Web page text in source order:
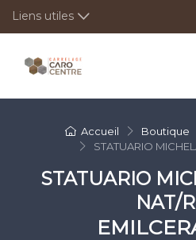
Liens utiles
Accueil Boutique
STATUARIO
STATUARIO
NAT/